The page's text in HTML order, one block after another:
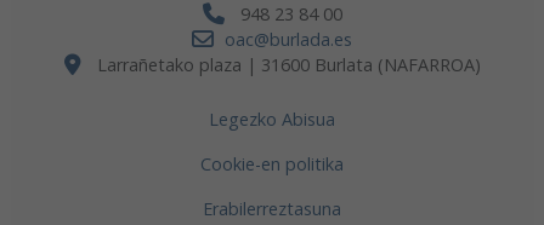
948 23 84 00
oac@burlada.es
Larrañetako plaza | 31600 Burlata (NAFARROA)
Legezko Abisua
Cookie-en politika
Erabilerreztasuna